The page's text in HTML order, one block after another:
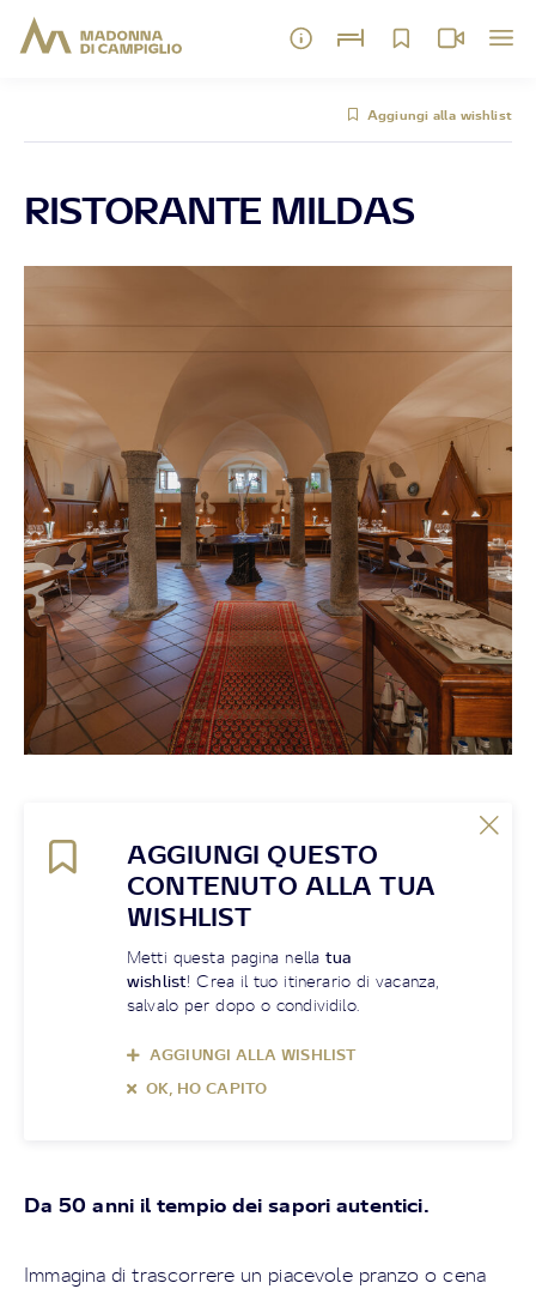
Aggiungi alla wishlist
RISTORANTE MILDAS
AGGIUNGI QUESTO
CONTENUTO ALLA TUA
WISHLIST
Metti questa pagina nellatua
wishlist! Crea il tuo itinerario di vacanza,
salvalo per dopo o condividilo.
AGGIUNGI ALLA WISHLIST
OK, HO CAPITO
Da 50 anni il tempio dei sapori autentici.
Immagina di trascorrere un piacevole pranzo o cena